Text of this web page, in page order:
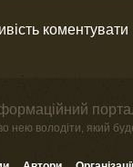
коментувати
нею володіти, який